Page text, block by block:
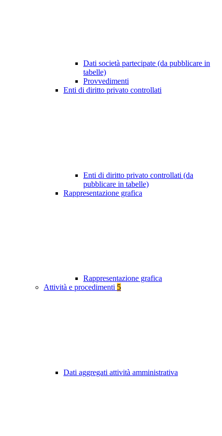
Dati società partecipate (da pubblicare in
tabelle)
Provvedimenti
Enti di diritto privato controllati
Enti di diritto privato controllati (da
pubblicare in tabelle)
Rappresentazione grafica
Rappresentazione grafica
Attività e procedimenti 5
Dati aggregati attività amministrativa